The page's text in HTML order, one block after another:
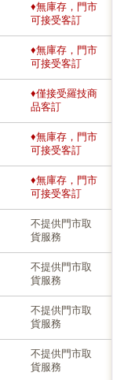
♦無庫存，門市
可接受客訂
♦無庫存，門市
可接受客訂
♦僅接受羅技商
品客訂
♦無庫存，門市
可接受客訂
♦無庫存，門市
可接受客訂
不提供門市取
貨服務
不提供門市取
貨服務
不提供門市取
貨服務
不提供門市取
貨服務